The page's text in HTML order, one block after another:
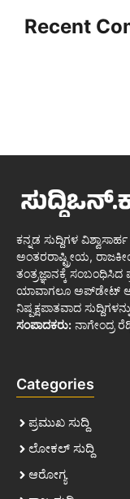
Recent
ಕನ್ನಡ ಸುದ್ದಿಗಳ
ಅಂತರರಾಷ್ಟ್ರೀಯ,
ತಂತ್ರಜ್ಞಾನಕ್ಕೆ
ಯಾವಾಗಲೂ ಅಪ್‌ಡೇಟ್
ನಿಷ್ಪಕ್ಷಪಾತವಾದ
ಸಂಪಾದಕರು: ನಾಗೇಂದ್ರ
Categories
ಪ್ರಮುಖ ಸುದ್ದಿ
ಲೋಕಲ್ ಸುದ್ದಿ
ಆರೋಗ್ಯ